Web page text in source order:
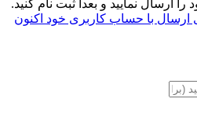
ارسال نمایید و بعداً ثبت نام کنید.
ارسال با حساب کاربری خود اکنون